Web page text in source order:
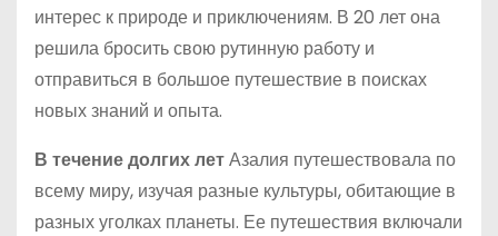
интерес к природе и приключениям. В 20 лет она
решила бросить свою рутинную работу и
отправиться в большое путешествие в поисках
новых знаний и опыта.
В течение долгих летАзалия путешествовала по
всему миру, изучая разные культуры, обитающие в
разных уголках планеты. Ее путешествия включали